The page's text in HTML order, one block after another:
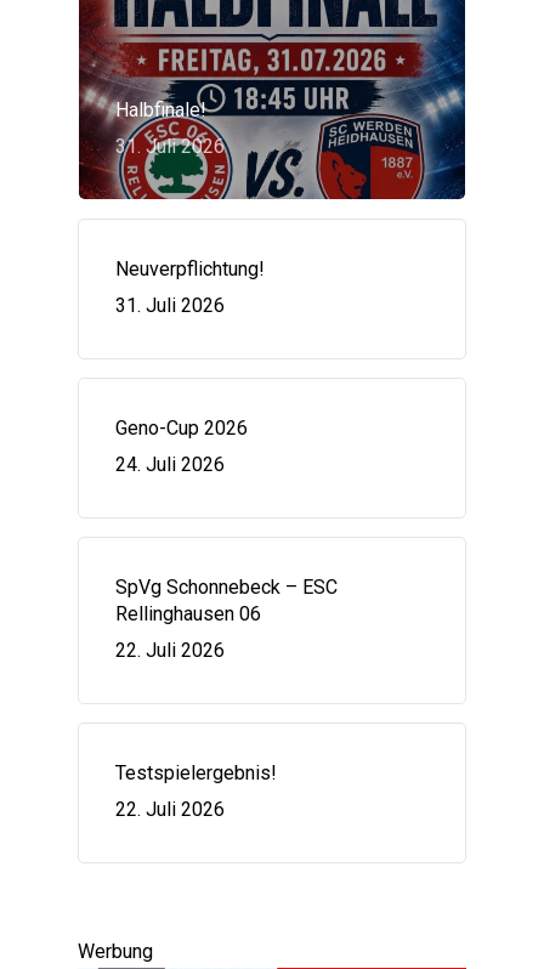
Halbfinale!
31. Juli 2026
Neuverpflichtung!
31. Juli 2026
Geno-Cup 2026
24. Juli 2026
SpVg Schonnebeck – ESC
Rellinghausen 06
22. Juli 2026
Testspielergebnis!
22. Juli 2026
Werbung